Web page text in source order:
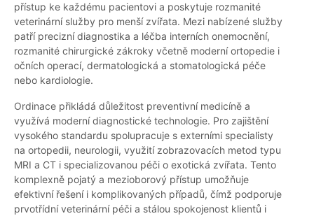
přístup ke každému pacientovi a poskytuje rozmanité
veterinární služby pro menší zvířata. Mezi nabízené služby
patří precizní diagnostika a léčba interních onemocnění,
rozmanité chirurgické zákroky včetně moderní ortopedie i
očních operací, dermatologická a stomatologická péče
nebo kardiologie.
Ordinace přikládá důležitost preventivní medicíně a
využívá moderní diagnostické technologie. Pro zajištění
vysokého standardu spolupracuje s externími specialisty
na ortopedii, neurologii, využití zobrazovacích metod typu
MRI a CT i specializovanou péči o exotická zvířata. Tento
komplexně pojatý a mezioborový přístup umožňuje
efektivní řešení i komplikovaných případů, čímž podporuje
prvotřídní veterinární péči a stálou spokojenost klientů i